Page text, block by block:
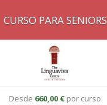
CURSO PARA SENIORS
Desde 660,00 € por curso